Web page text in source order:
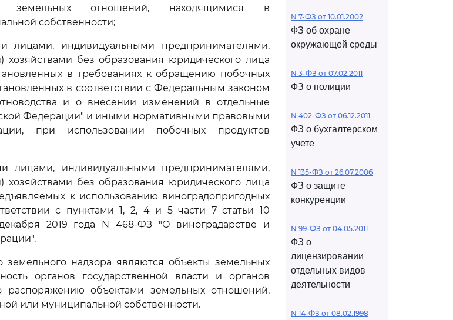
земельных отношений, находящимися в
собственности;
лицами, индивидуальными предпринимателями,
хозяйствами без образования юридического лица
в требованиях к обращению побочных
в соответствии с Федеральным законом
и о внесении изменений в отдельные
Федерации" и иными нормативными правовыми
при использовании побочных продуктов
лицами, индивидуальными предпринимателями,
хозяйствами без образования юридического лица
к использованию виноградопригодных
с пунктами 1, 2, 4 и 5 части 7 статьи 10
2019 года N 468-ФЗ "О виноградарстве и
земельного надзора являются объекты земельных
органов государственной власти и органов
распоряжению объектами земельных отношений,
или муниципальной собственности.
N 7-ФЗ от 10.01.2002
ФЗ об охране
окружающей среды
N 3-ФЗ от 07.02.2011
ФЗ о полиции
N 402-ФЗ от 06.12.2011
ФЗ о бухгалтерском
учете
N 135-ФЗ от 26.07.2006
ФЗ о защите
конкуренции
N 99-ФЗ от 04.05.2011
ФЗ о
лицензировании
отдельных видов
деятельности
N 14-ФЗ от 08.02.1998